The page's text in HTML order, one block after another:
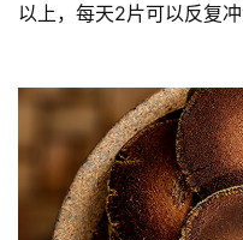
以上，每天2片可以反复冲